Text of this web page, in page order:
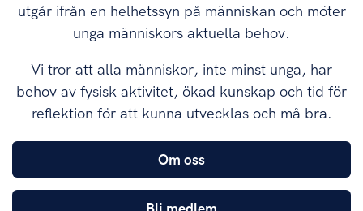
utgår ifrån en helhetssyn på människan och möter
unga människors aktuella behov.
Vi tror att alla människor, inte minst unga, har
behov av fysisk aktivitet, ökad kunskap och tid för
reflektion för att kunna utvecklas och må bra.
Om oss